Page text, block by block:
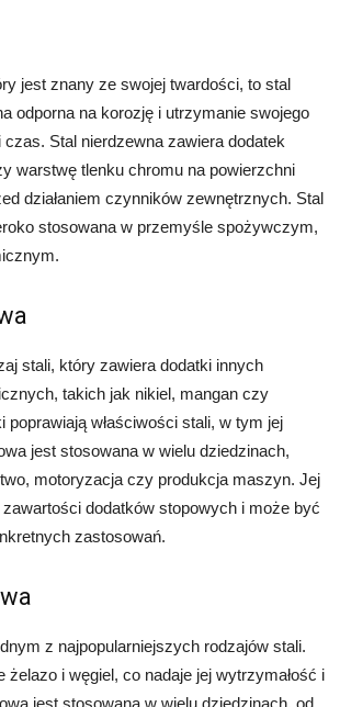
jest znany ze swojej twardości, to stal
odporna na korozję i utrzymanie swojego
czas. Stal nierdzewna zawiera dodatek
warstwę tlenku chromu na powierzchni
działaniem czynników zewnętrznych. Stal
stosowana w przemyśle spożywczym,
stali, który zawiera dodatki innych
takich jak nikiel, mangan czy
poprawiają właściwości stali, w tym jej
jest stosowana w wielu dziedzinach,
motoryzacja czy produkcja maszyn. Jej
dodatków stopowych i może być
zastosowań.
z najpopularniejszych rodzajów stali.
żelazo i węgiel, co nadaje jej wytrzymałość i
jest stosowana w wielu dziedzinach, od